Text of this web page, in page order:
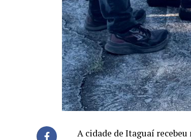
A cidade de Itaguaí